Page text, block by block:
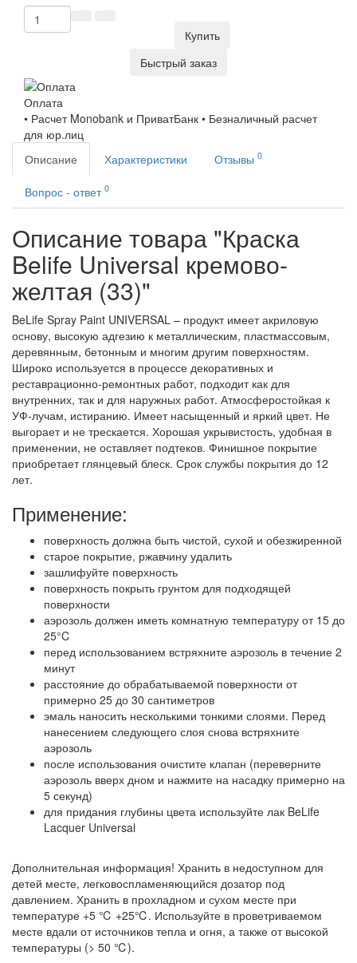
Купить
Быстрый заказ
Оплата
• Расчет Monobank и ПриватБанк • Безналичный расчет
для юр.лиц
Описание
Характеристики Отзывы 0
Вопрос - ответ 0
Описание товара "Краска
Belife Universal кремово-
желтая (33)"
BeLife Spray Paint UNIVERSAL – продукт имеет акриловую
основу, высокую адгезию к металлическим, пластмассовым,
деревянным, бетонным и многим другим поверхностям.
Широко используется в процессе декоративных и
реставрационно-ремонтных работ, подходит как для
внутренних, так и для наружных работ. Атмосферостойкая к
УФ-лучам, истиранию. Имеет насыщенный и яркий цвет. Не
выгорает и не трескается. Хорошая укрывистость, удобная в
применении, не оставляет подтеков. Финишное покрытие
приобретает глянцевый блеск. Срок службы покрытия до 12
лет.
Применение:
поверхность должна быть чистой, сухой и обезжиренной
старое покрытие, ржавчину удалить
зашлифуйте поверхность
поверхность покрыть грунтом для подходящей
поверхности
аэрозоль должен иметь комнатную температуру от 15 до
25°C
перед использованием встряхните аэрозоль в течение 2
минут
расстояние до обрабатываемой поверхности от
примерно 25 до 30 сантиметров
эмаль наносить несколькими тонкими слоями. Перед
нанесением следующего слоя снова встряхните
аэрозоль
после использования очистите клапан (переверните
аэрозоль вверх дном и нажмите на насадку примерно на
5 секунд)
для придания глубины цвета используйте лак BeLife
Lacquer Universal
Дополнительная информация! Хранить в недоступном для
детей месте, легковоспламеняющийся дозатор под
давлением. Хранить в прохладном и сухом месте при
температуре +5 ℃ +25℃. Используйте в проветриваемом
месте вдали от источников тепла и огня, а также от высокой
температуры (> 50 ℃).